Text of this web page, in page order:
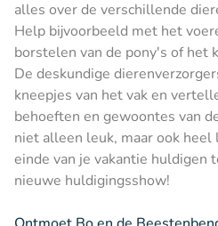
alles over de verschillende
Help bijvoorbeeld met het
borstelen van de pony's of het
De deskundige
kneepjes van het vak en
behoeften en gewoontes van
niet alleen leuk, maar ook heel
einde van je vakantie huldigen
nieuwe huldigingsshow!